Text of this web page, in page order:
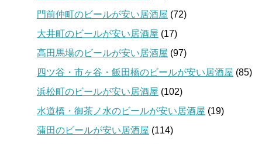
門前仲町のビールが安い居酒屋 (72)
大井町のビールが安い居酒屋 (17)
高田馬場のビールが安い居酒屋 (97)
四ツ谷・市ヶ谷・飯田橋のビールが安い居酒屋 (85)
浜松町のビールが安い居酒屋 (102)
水道橋・御茶ノ水のビールが安い居酒屋 (19)
蒲田のビールが安い居酒屋 (114)